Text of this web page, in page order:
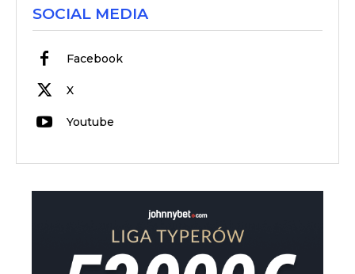
SOCIAL MEDIA
Facebook
X
Youtube